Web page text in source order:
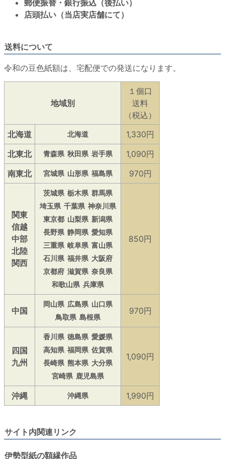
郵便振替・銀行振込（後払い）
店頭払い（当店実店舗にて）
送料について
令和の豆色紙額は、宅配便での発送になります。
地域別
１個口
送料
（税込）
北海道
北海道
1,330円
北東北
青森県 秋田県 岩手県
1,090円
南東北
宮城県 山形県 福島県 970円
関東
信越
中部
北陸
関西
茨城県 栃木県 群馬県
埼玉県 千葉県 神奈川県
東京都 山梨県 新潟県
長野県 静岡県 愛知県
三重県 岐阜県 富山県
石川県 福井県 大阪府
京都府 滋賀県 奈良県
和歌山県 兵庫県
850円
中国
岡山県 広島県 山口県
鳥取県 島根県
970円
四国
九州
香川県 徳島県 愛媛県
高知県 福岡県 佐賀県
長崎県 熊本県 大分県
宮崎県 鹿児島県
1,090円
沖縄 沖縄県 1,990円
サイト内関連リンク
伊勢型紙の額縁作品